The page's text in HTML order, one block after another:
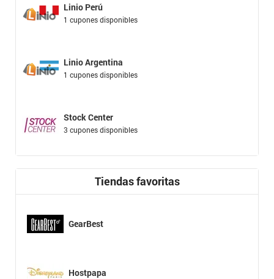
Linio Perú
1 cupones disponibles
Linio Argentina
1 cupones disponibles
Stock Center
3 cupones disponibles
Tiendas favoritas
GearBest
Hostpapa